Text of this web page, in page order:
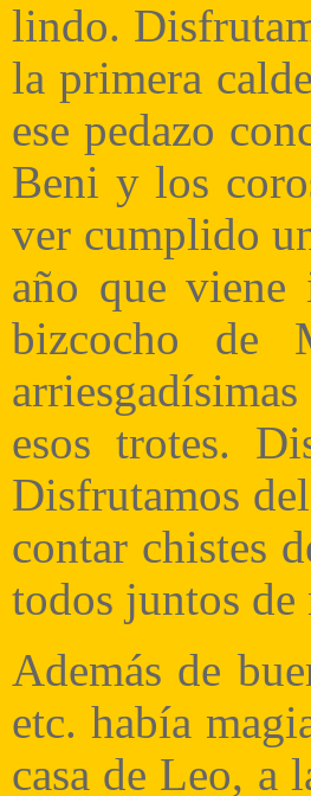
lindo.
la primera
ese pedazo
Beni y los
ver cumplido
año que viene
bizcocho de
esos trotes.
Disfrutamos
contar chistes
todos juntos de
Además de
etc. había
casa de Leo, a